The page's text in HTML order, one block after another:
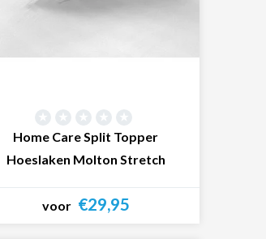
Home Care Split Topper
Hoeslaken Molton Stretch
voor €29,95